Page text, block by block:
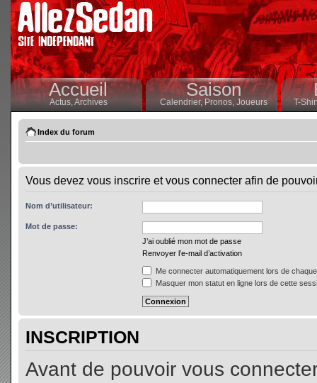
Accueil
Actus,Archives
Saison
Calendrier,Pronos, Joueurs T-
Index du forum
Vous devez vous inscrire et vous connecter afin de
Nom d’utilisateur:
Mot de passe:
J’ai oublié mon mot de passe
Renvoyer l’e-mail d’activation
Me connecter automatiquement lors de
Masquer mon statut en ligne lors de cette
INSCRIPTION
Avant de pouvoir vous